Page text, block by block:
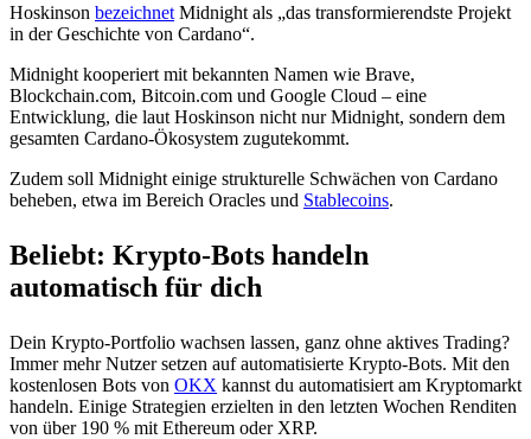
Hoskinson bezeichnet Midnight als „das transformierendste Projekt
in der Geschichte von Cardano“.
Midnight kooperiert mit bekannten Namen wie Brave,
Blockchain.com, Bitcoin.com und Google Cloud – eine
Entwicklung, die laut Hoskinson nicht nur Midnight, sondern dem
gesamten Cardano-Ökosystem zugutekommt.
Zudem soll Midnight einige strukturelle Schwächen von Cardano
beheben, etwa im Bereich Oracles und Stablecoins.
Beliebt: Krypto-Bots handeln
automatisch für dich
Dein Krypto-Portfolio wachsen lassen, ganz ohne aktives Trading?
Immer mehr Nutzer setzen auf automatisierte Krypto-Bots. Mit den
kostenlosen Bots von OKX kannst du automatisiert am Kryptomarkt
handeln. Einige Strategien erzielten in den letzten Wochen Renditen
von über 190 % mit Ethereum oder XRP.